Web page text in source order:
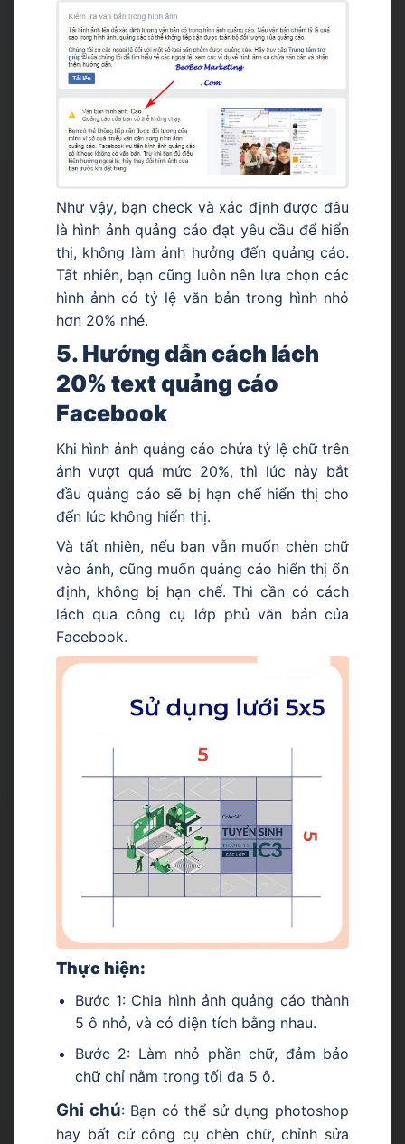
Như vậy, bạn check và xác định được đâu
là hình ảnh quảng cáo đạt yêu cầu để hiển
thị, không làm ảnh hưởng đến quảng cáo.
Tất nhiên, bạn cũng luôn nên lựa chọn các
hình ảnh có tỷ lệ văn bản trong hình nhỏ
hơn 20% nhé.
5. Hướng dẫn cách lách
20% text quảng cáo
Facebook
Khi hình ảnh quảng cáo chứa tỷ lệ chữ trên
ảnh vượt quá mức 20%, thì lúc này bắt
đầu quảng cáo sẽ bị hạn chế hiển thị cho
đến lúc không hiển thị.
Và tất nhiên, nếu bạn vẫn muốn chèn chữ
vào ảnh, cũng muốn quảng cáo hiển thị ổn
định, không bị hạn chế. Thì cần có cách
lách qua công cụ lớp phủ văn bản của
Facebook.
Thực hiện:
Bước 1: Chia hình ảnh quảng cáo thành
5 ô nhỏ, và có diện tích bằng nhau.
Bước 2: Làm nhỏ phần chữ, đảm bảo
chữ chỉ nằm trong tối đa 5 ô.
Ghi chú: Bạn có thể sử dụng photoshop
hay bất cứ công cụ chèn chữ, chỉnh sửa